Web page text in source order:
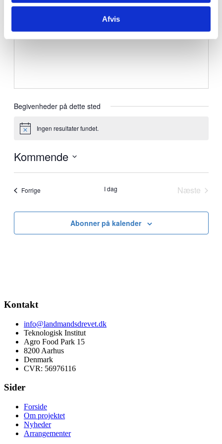
Afvis
Begivenheder på dette sted
Notice Ingen resultater fundet.
Kommende
ForrigeBegivenheder I dag
Næste
Abonner på kalender
Kontakt
info@landmandsdrevet.dk
Teknologisk Institut
Agro Food Park 15
8200 Aarhus
Denmark
CVR: 56976116
Sider
Forside
Om projektet
Nyheder
Arrangementer